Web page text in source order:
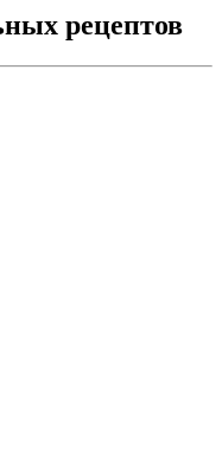
рецептов